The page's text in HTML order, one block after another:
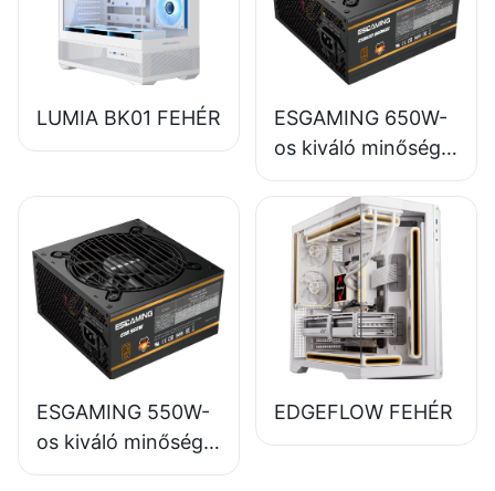
LUMIA BK01 FEHÉR
ESGAMING 650W-
os kiváló minőségű,
85%-os hatásfokú,
teljes modulos, 80+
bronz színű asztali
számítógép
tápegységek
ESB650W
ESGAMING 550W-
os kiváló minőségű,
85%-os hatásfokú,
EDGEFLOW FEHÉR